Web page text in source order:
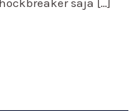
saja […]